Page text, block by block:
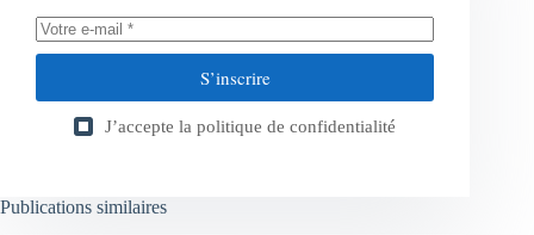
S’inscrire
J’accepte la politique de confidentialité
Publications similaires